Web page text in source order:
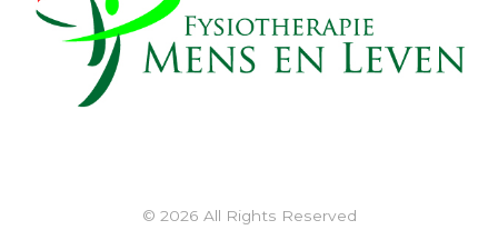
© 2026 All Rights Reserved